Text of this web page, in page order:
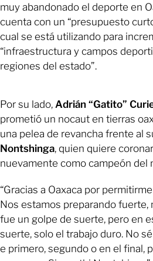
muy abandonado el deporte en
cuenta con un “presupuesto
cual se está utilizando para
“infraestructura y campos
regiones del estado”.
Por su lado, Adrián “Gatito”
prometió un nocaut en tierras
una pelea de revancha frente al
Nontshinga, quien quiere
nuevamente como campeón del
“Gracias a Oaxaca por
Nos estamos preparando fuerte,
fue un golpe de suerte, pero en
suerte, solo el trabajo duro. No
e primero, segundo o en el final,